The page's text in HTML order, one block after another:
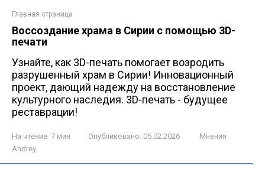
Главная страница
Воссоздание храма в Сирии с помощью 3D-
печати
Узнайте, как 3D-печать помогает возродить
разрушенный храм в Сирии! Инновационный
проект, дающий надежду на восстановление
культурного наследия. 3D-печать - будущее
реставрации!
На чтение: 7 мин Опубликовано: 05.02.2026
Мнения
Andrey